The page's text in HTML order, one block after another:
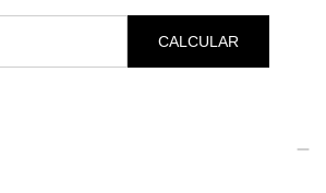
ALTERAR CEP
CALCULAR